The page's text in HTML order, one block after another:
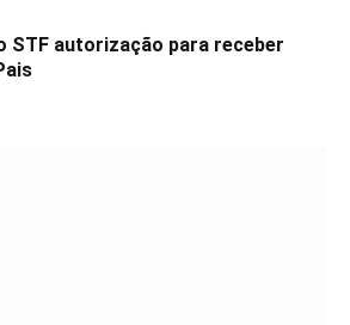
STF autorização para receber